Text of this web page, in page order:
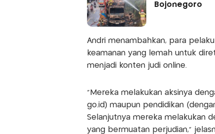
Bojonegoro
Andri menambahkan, para
keamanan yang lemah untuk
menjadi konten judi online.
"Mereka melakukan aksinya
go.id) maupun pendidikan
Selanjutnya mereka melakukan
yang bermuatan perjudian,"